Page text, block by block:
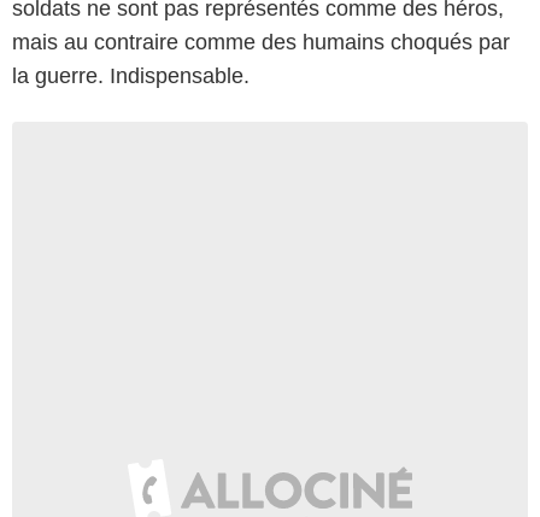
soldats ne sont pas représentés comme des héros,
mais au contraire comme des humains choqués par
la guerre. Indispensable.